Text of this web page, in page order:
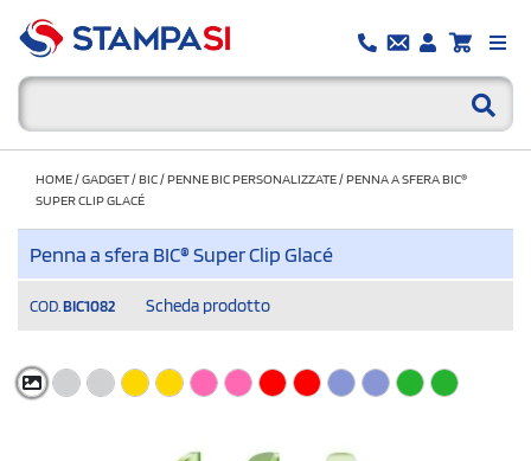
HOME/GADGET/BIC/PENNE BIC PERSONALIZZATE/PENNA A SFERA BIC®
SUPER CLIP GLACÉ
Penna a sfera BIC® Super Clip Glacé
COD. BIC1082 Scheda prodotto